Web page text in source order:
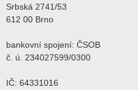
Srbská 2741/53
612 00 Brno
bankovní spojení: ČSOB
č. ú. 234027599/0300
IČ: 64331016